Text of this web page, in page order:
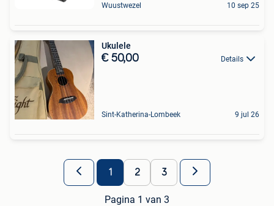
Wuustwezel 10 sep 25
Ukulele
€ 50,00 Details
Sint-Katherina-Lombeek 9 jul 26
1 2 3
Pagina 1 van 3